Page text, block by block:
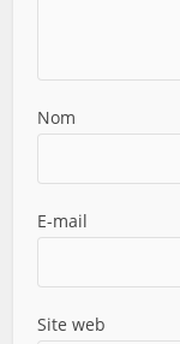
Nom
E-mail
Site web